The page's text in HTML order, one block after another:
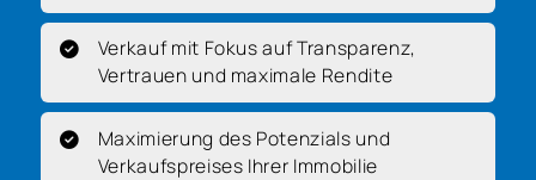
Verkauf mit Fokus auf Transparenz,
Vertrauen und maximale Rendite
Maximierung des Potenzials und
Verkaufspreises Ihrer Immobilie